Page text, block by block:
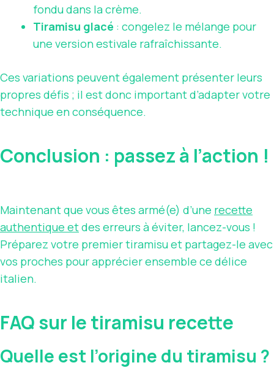
fondu dans la crème.
Tiramisu glacé : congelez le mélange pour
une version estivale rafraîchissante.
Ces variations peuvent également présenter leurs
propres défis ; il est donc important d’adapter votre
technique en conséquence.
Conclusion : passez à l’action !
Maintenant que vous êtes armé(e) d’une recette
authentique etdes erreurs à éviter, lancez-vous !
Préparez votre premier tiramisu et partagez-le avec
vos proches pour apprécier ensemble ce délice
italien.
FAQ sur le tiramisu recette
Quelle est l’origine du tiramisu ?